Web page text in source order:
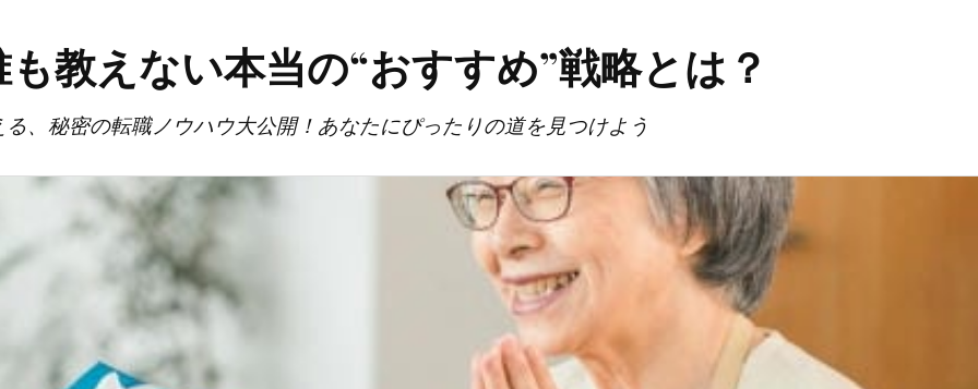
教えない本当の“おすすめ”戦略とは？
、秘密の転職ノウハウ大公開！あなたにぴったりの道を見つけよう